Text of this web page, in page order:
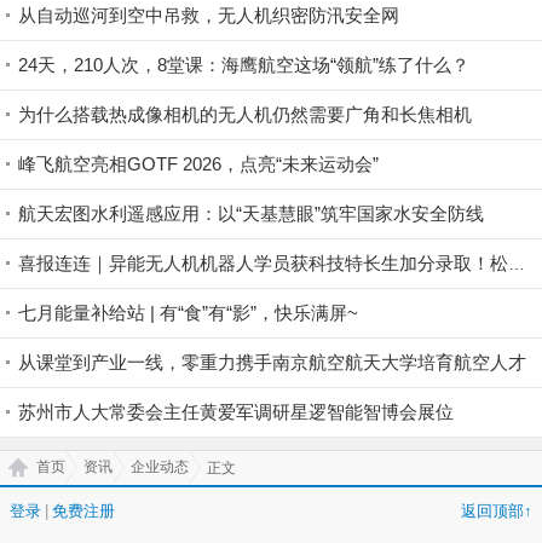
从自动巡河到空中吊救，无人机织密防汛安全网
24天，210人次，8堂课：海鹰航空这场“领航”练了什么？
为什么搭载热成像相机的无人机仍然需要广角和长焦相机
峰飞航空亮相GOTF 2026，点亮“未来运动会”
航天宏图水利遥感应用：以“天基慧眼”筑牢国家水安全防线
七月能量补给站 | 有“食”有“影”，快乐满屏~
从课堂到产业一线，零重力携手南京航空航天大学培育航空人才
苏州市人大常委会主任黄爱军调研星逻智能智博会展位
首页 资讯 企业动态 正文
登录 | 免费注册 返回顶部↑